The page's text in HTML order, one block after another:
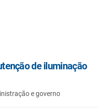
de iluminação
e governo